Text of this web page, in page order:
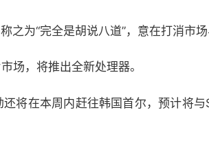
之为“完全是胡说八道”，意在打消市
场，将推出全新处理器。
将在本周内赶往韩国首尔，预计将